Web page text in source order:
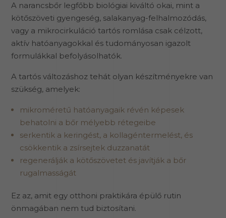
A narancsbőr legfőbb biológiai kiváltó okai, mint a
kötőszöveti gyengeség, salakanyag-felhalmozódás,
vagy a mikrocirkuláció tartós romlása csak célzott,
aktív hatóanyagokkal és tudományosan igazolt
formulákkal befolyásolhatók.
A tartós változáshoz tehát olyan készítményekre van
szükség, amelyek:
mikroméretű hatóanyagaik révén képesek
behatolni a bőr mélyebb rétegeibe
serkentik a keringést, a kollagéntermelést, és
csökkentik a zsírsejtek duzzanatát
regenerálják a kötőszövetet és javítják a bőr
rugalmasságát
Ez az, amit egy otthoni praktikára épülő rutin
önmagában nem tud biztosítani.